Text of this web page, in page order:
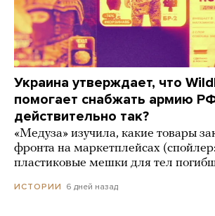
Украина утверждает, что
помогает снабжать армию
действительно так?
«Медуза» изучила, какие товары
фронта на маркетплейсах
пластиковые мешки для тел
ИСТОРИИ 6 дней назад